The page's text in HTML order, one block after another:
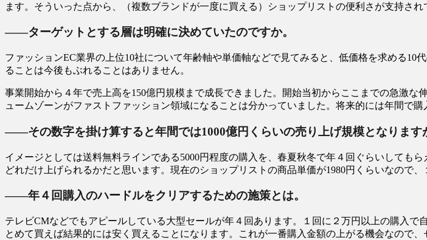
ます。そういった点から、（複数ブランドが一度に買える）ショップリストの便利さが支持され
――ターゲットとする層は明確に決めていたのですか。
ファッションEC業界の上位10社について年齢軸や単価軸などで見てみると、低価格を求める
ることは今後もぶれることはありません。
事業開始から４年で売上高を150億円規模まで成長できました。開始当初からここまでの急激
ュームゾーンがファストファッション領域になることは分かっていました。将来的には年間で購
――その数字を掛け算すると年間では1000億円くらいの売り上げ規模となります
イメージとしては送料無料ラインである5000円程度の購入を、春夏秋冬で年４回ぐらいしても
どれだけ上げられるかだと思います。現在のショップリストの商品単価が1980円くらいなので
――年４回購入のハードルをクリアするための施策とは。
テレビCMなどでもアピールしている大型セールが年４回あります。１回に２万円以上の購入
とめて買えば結果的には安く買えることになります。これが一番購入金額の上がる機会なので